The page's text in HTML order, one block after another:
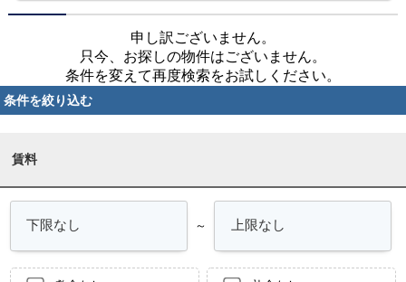
申し訳ございません。
只今、お探しの物件はございません。
条件を変えて再度検索をお試しください。
条件を絞り込む
賃料
～